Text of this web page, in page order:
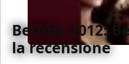
Berlino 2012:
la recensione